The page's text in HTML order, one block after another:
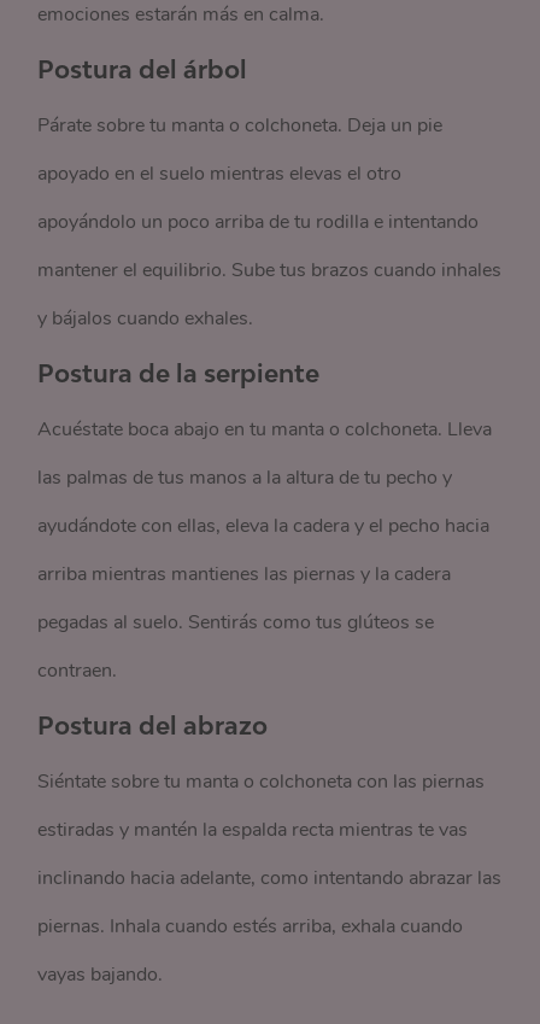
emociones estarán más en calma.
Postura del árbol
Párate sobre tu manta o colchoneta. Deja un pie
apoyado en el suelo mientras elevas el otro
apoyándolo un poco arriba de tu rodilla e intentando
mantener el equilibrio. Sube tus brazos cuando inhales
y bájalos cuando exhales.
Postura de la serpiente
Acuéstate boca abajo en tu manta o colchoneta. Lleva
las palmas de tus manos a la altura de tu pecho y
ayudándote con ellas, eleva la cadera y el pecho hacia
arriba mientras mantienes las piernas y la cadera
pegadas al suelo. Sentirás como tus glúteos se
contraen.
Postura del abrazo
Siéntate sobre tu manta o colchoneta con las piernas
estiradas y mantén la espalda recta mientras te vas
inclinando hacia adelante, como intentando abrazar las
piernas. Inhala cuando estés arriba, exhala cuando
vayas bajando.